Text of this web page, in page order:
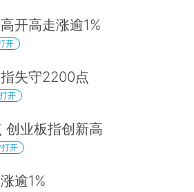
开高走涨逾1%
开
失守2200点
开
业板指创新高
开
逾1%